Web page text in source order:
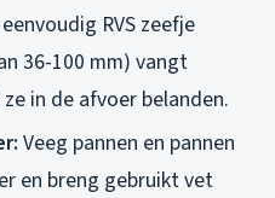
RVS zeefje
36-100 mm) vangt
in de afvoer belanden.
Veeg pannen en pannen
en breng gebruikt vet